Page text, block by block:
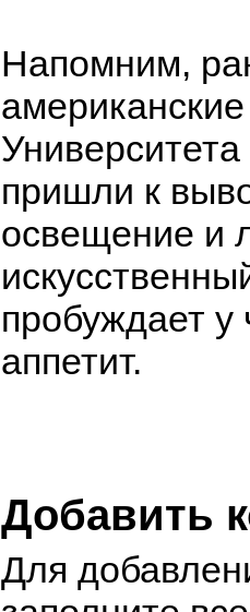
Напомним,
пришли к
освещение и
пробуждает у
аппетит.
Добавить
Для